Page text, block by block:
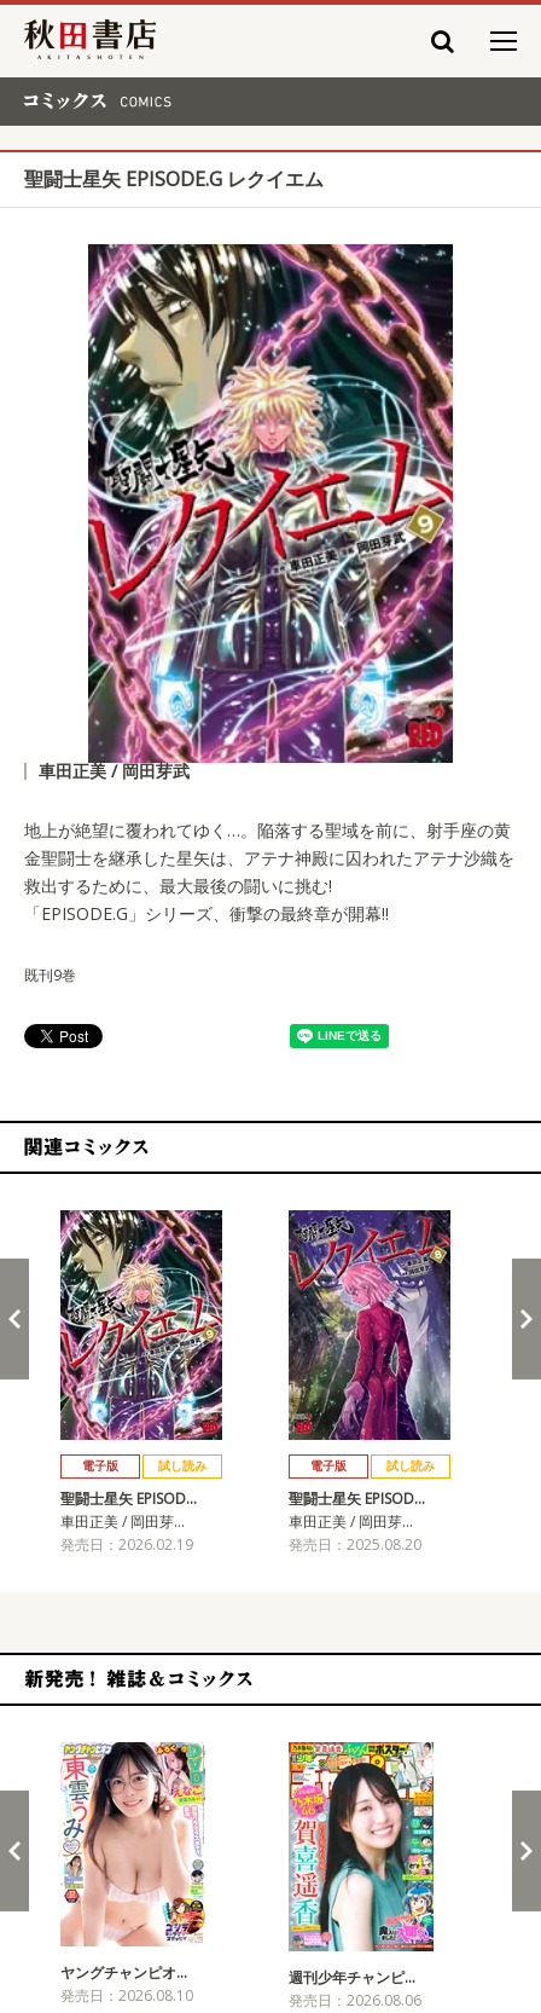
秋田書店
聖闘士星矢 EPISODE.G レクイエム
車田正美 / 岡田芽武
地上が絶望に覆われてゆく…。陥落する聖域を前に、射手座の黄
金聖闘士を継承した星矢は、アテナ神殿に囚われたアテナ沙織を
救出するために、最大最後の闘いに挑む!
「EPISODE.G」シリーズ、衝撃の最終章が開幕!!
既刊9巻
電子版 試し読み
聖闘士星矢 EPISOD…
車田正美 / 岡田芽…
発売日：2026.02.19
電子版 試し読み
聖闘士星矢 EPISOD…
車田正美 / 岡田芽…
発売日：2025.08.20
ヤングチャンピオ…
発売日：2026.08.10
週刊少年チャンピ…
発売日：2026.08.06